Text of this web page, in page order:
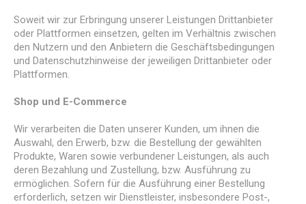
Soweit wir zur Erbringung unserer Leistungen Drittanbieter
oder Plattformen einsetzen, gelten im Verhältnis zwischen
den Nutzern und den Anbietern die Geschäftsbedingungen
und Datenschutzhinweise der jeweiligen Drittanbieter oder
Plattformen.
Shop und E-Commerce
Wir verarbeiten die Daten unserer Kunden, um ihnen die
Auswahl, den Erwerb, bzw. die Bestellung der gewählten
Produkte, Waren sowie verbundener Leistungen, als auch
deren Bezahlung und Zustellung, bzw. Ausführung zu
ermöglichen. Sofern für die Ausführung einer Bestellung
erforderlich, setzen wir Dienstleister, insbesondere Post-,